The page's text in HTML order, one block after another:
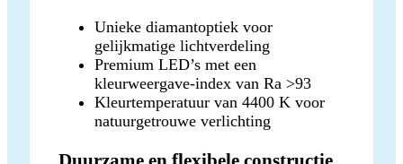
Unieke diamantoptiek voor
gelijkmatige lichtverdeling
Premium LED’s met een
kleurweergave-index van Ra >93
Kleurtemperatuur van 4400 K voor
natuurgetrouwe verlichting